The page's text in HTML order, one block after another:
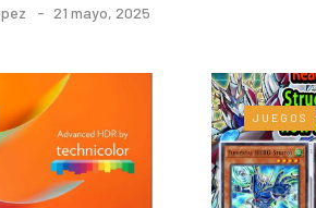
21 mayo, 2025
JUEGOS